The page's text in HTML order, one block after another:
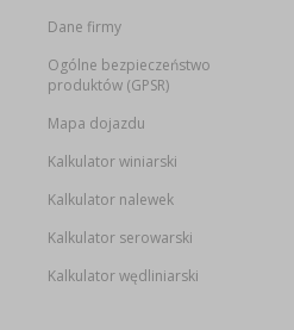
Dane firmy
Ogólne bezpieczeństwo
produktów (GPSR)
Mapa dojazdu
Kalkulator winiarski
Kalkulator nalewek
Kalkulator serowarski
Kalkulator wędliniarski